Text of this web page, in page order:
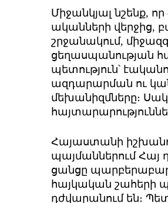
Միջանկյալ նշենք,
ականների վերջից,
շրջանակում,
ցեղասպանության
պետություն՝
ազդարարման ու
մեխանիզմները։
Հայաստանի
պայմաններում Հայ
ցանցը պարբերաբար
հայկական շահերի
դժվարանում են։